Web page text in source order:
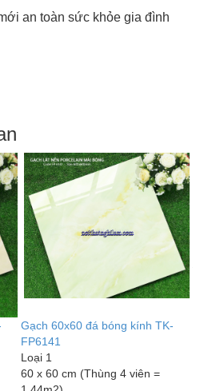
an toàn sức khỏe gia đình
Gạch 60x60 đá bóng kính TK-
FP6141
Loại 1
60 x 60 cm (Thùng 4 viên =